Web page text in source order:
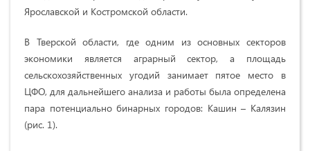
Ярославской и Костромской области.
В Тверской области, где одним из основных секторов
экономики является аграрный сектор, а площадь
сельскохозяйственных угодий занимает пятое место в
ЦФО, для дальнейшего анализа и работы была определена
пара потенциально бинарных городов: Кашин – Калязин
(рис. 1).